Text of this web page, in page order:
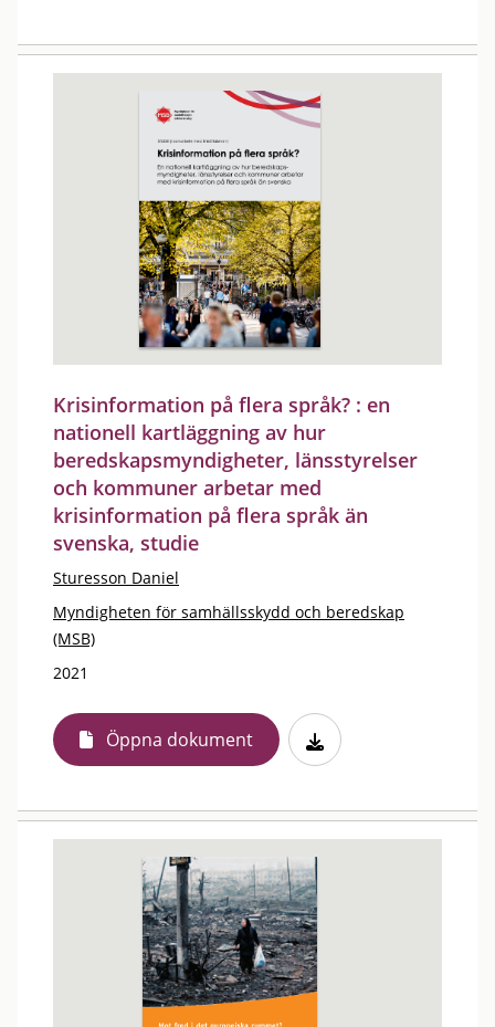
Krisinformation på flera språk? : en
nationell kartläggning av hur
beredskapsmyndigheter, länsstyrelser
och kommuner arbetar med
krisinformation på flera språk än
svenska, studie
Sturesson Daniel
Myndigheten för samhällsskydd och beredskap
(MSB)
2021
Öppna dokument